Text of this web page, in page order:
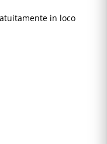
in loco